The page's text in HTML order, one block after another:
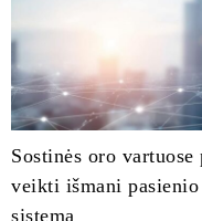
Sostinės oro vartuose
veikti išmani
sistema